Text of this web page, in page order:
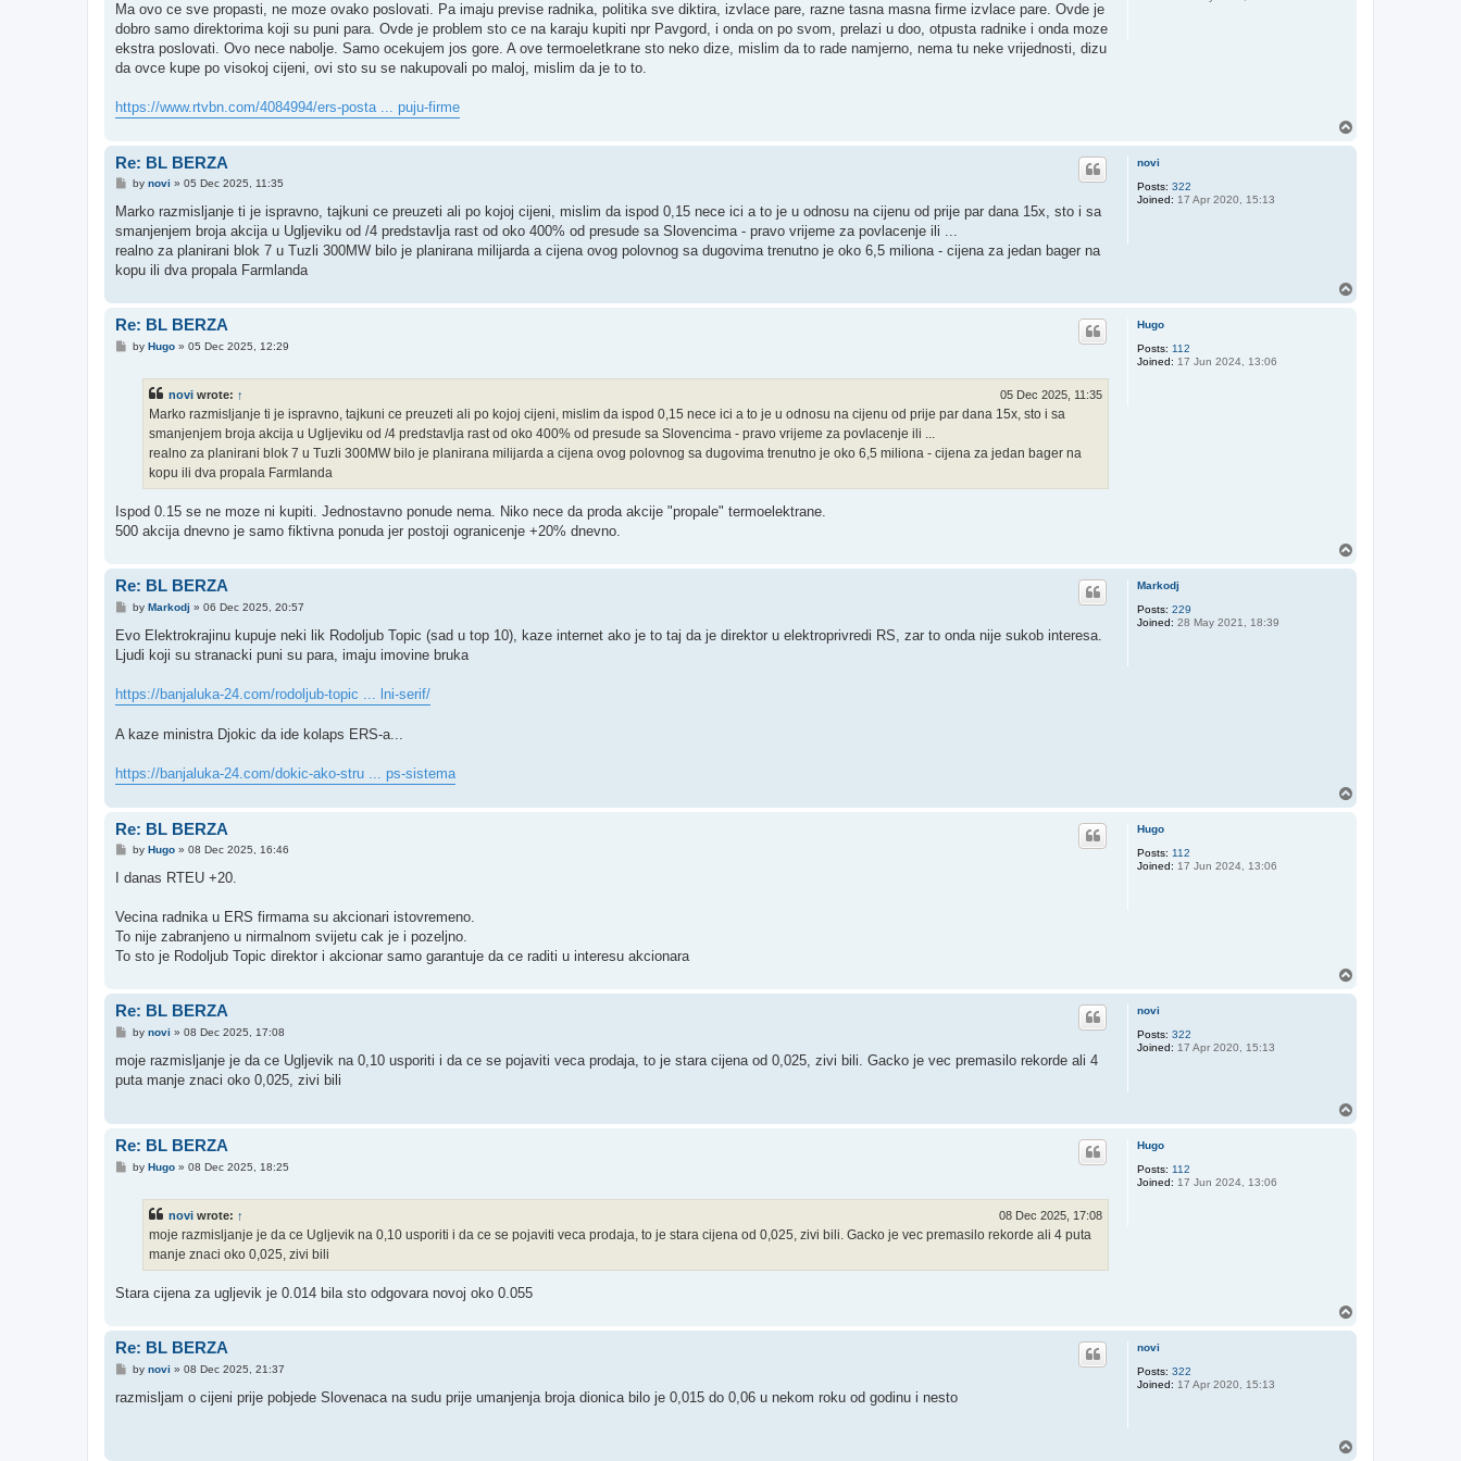
s
Ma ovo ce sve propasti, ne moze ovako poslovati. Pa imaju previse radnika, politika sve diktira, izvlace pare, razne tasna masna firme izvlace pare. Ovde je
dobro samo direktorima koji su puni para. Ovde je problem sto ce na karaju kupiti npr Pavgord, i onda on po svom, prelazi u doo, otpusta radnike i onda moze
ekstra poslovati. Ovo nece nabolje. Samo ocekujem jos gore. A ove termoeletkrane sto neko dize, mislim da to rade namjerno, nema tu neke vrijednosti, dizu
da ovce kupe po visokoj cijeni, ovi sto su se nakupovali po maloj, mislim da je to to.
https://www.rtvbn.com/4084994/ers-posta ... puju-firme
novi
Posts: 322
Joined: 17 Apr 2020, 15:13
Re: BL BERZA
P
s
by novi » 05 Dec 2025, 11:35
Marko razmisljanje ti je ispravno, tajkuni ce preuzeti ali po kojoj cijeni, mislim da ispod 0,15 nece ici a to je u odnosu na cijenu od prije par dana 15x, sto i sa
smanjenjem broja akcija u Ugljeviku od /4 predstavlja rast od oko 400% od presude sa Slovencima - pravo vrijeme za povlacenje ili ...
realno za planirani blok 7 u Tuzli 300MW bilo je planirana milijarda a cijena ovog polovnog sa dugovima trenutno je oko 6,5 miliona - cijena za jedan bager na
kopu ili dva propala Farmlanda
Hugo
Posts: 112
Joined: 17 Jun 2024, 13:06
Re: BL BERZA
Pby Hugo» 05 Dec 2025, 12:29
novi wrote: ↑ 05 Dec 2025, 11:35
Marko razmisljanje ti je ispravno, tajkuni ce preuzeti ali po kojoj cijeni, mislim da ispod 0,15 nece ici a to je u odnosu na cijenu od prije par dana 15x, sto i sa
smanjenjem broja akcija u Ugljeviku od /4 predstavlja rast od oko 400% od presude sa Slovencima - pravo vrijeme za povlacenje ili ...
realno za planirani blok 7 u Tuzli 300MW bilo je planirana milijarda a cijena ovog polovnog sa dugovima trenutno je oko 6,5 miliona - cijena za jedan bager na
kopu ili dva propala Farmlanda
Ispod 0.15 se ne moze ni kupiti. Jednostavno ponude nema. Niko nece da proda akcije "propale" termoelektrane.
500 akcija dnevno je samo fiktivna ponuda jer postoji ogranicenje +20% dnevno.
Markodj
Posts: 229
Joined: 28 May 2021, 18:39
Re: BL BERZA
P
s
by Markodj » 06 Dec 2025, 20:57
Evo Elektrokrajinu kupuje neki lik Rodoljub Topic (sad u top 10), kaze internet ako je to taj da je direktor u elektroprivredi RS, zar to onda nije sukob interesa.
Ljudi koji su stranacki puni su para, imaju imovine bruka
https://banjaluka-24.com/rodoljub-topic ... lni-serif/
A kaze ministra Djokic da ide kolaps ERS-a...
https://banjaluka-24.com/dokic-ako-stru ... ps-sistema
Hugo
Posts: 112
Joined: 17 Jun 2024, 13:06
Re: BL BERZA
P
s
by Hugo» 08 Dec 2025, 16:46
I danas RTEU +20.
Vecina radnika u ERS firmama su akcionari istovremeno.
To nije zabranjeno u nirmalnom svijetu cak je i pozeljno.
To sto je Rodoljub Topic direktor i akcionar samo garantuje da ce raditi u interesu akcionara
novi
Posts: 322
Joined: 17 Apr 2020, 15:13
Re: BL BERZA
P
s
by novi » 08 Dec 2025, 17:08
moje razmisljanje je da ce Ugljevik na 0,10 usporiti i da ce se pojaviti veca prodaja, to je stara cijena od 0,025, zivi bili. Gacko je vec premasilo rekorde ali 4
puta manje znaci oko 0,025, zivi bili
Hugo
Posts: 112
Joined: 17 Jun 2024, 13:06
Re: BL BERZA
Pby Hugo» 08 Dec 2025, 18:25
novi wrote: ↑ 08 Dec 2025, 17:08
moje razmisljanje je da ce Ugljevik na 0,10 usporiti i da ce se pojaviti veca prodaja, to je stara cijena od 0,025, zivi bili. Gacko je vec premasilo rekorde ali 4 puta
manje znaci oko 0,025, zivi bili
Stara cijena za ugljevik je 0.014 bila sto odgovara novoj oko 0.055
novi
Posts: 322
Joined: 17 Apr 2020, 15:13
Re: BL BERZA
P
s
by novi » 08 Dec 2025, 21:37
razmisljam o cijeni prije pobjede Slovenaca na sudu prije umanjenja broja dionica bilo je 0,015 do 0,06 u nekom roku od godinu i nesto